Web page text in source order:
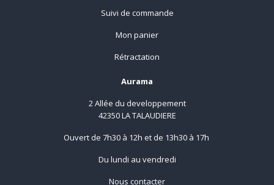
Suivi de commande
Mon panier
Rétractation
Aurama
2 Allée du developpement
42350 LA TALAUDIERE
Ouvert de 7h30 à 12h et de 13h30 à 17h
Du lundi au vendredi
Nous contacter